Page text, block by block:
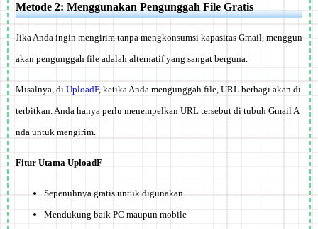
Metode 2: Menggunakan Pengunggah File Gratis
Jika Anda ingin mengirim tanpa mengkonsumsi kapasitas Gmail, menggun
akan pengunggah file adalah alternatif yang sangat berguna.
Misalnya, di UploadF, ketika Anda mengunggah file, URL berbagi akan di
terbitkan. Anda hanya perlu menempelkan URL tersebut di tubuh Gmail A
nda untuk mengirim.
Fitur Utama UploadF
Sepenuhnya gratis untuk digunakan
Mendukung baik PC maupun mobile